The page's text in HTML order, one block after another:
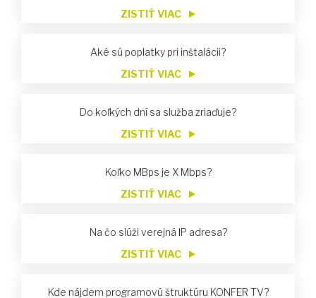
ZISTIŤ VIAC
Aké sú poplatky pri inštalácii?
ZISTIŤ VIAC
Do koľkých dní sa služba zriaďuje?
ZISTIŤ VIAC
Koľko MBps je X Mbps?
ZISTIŤ VIAC
Na čo slúži verejná IP adresa?
ZISTIŤ VIAC
Kde nájdem programovú štruktúru KONFER TV?